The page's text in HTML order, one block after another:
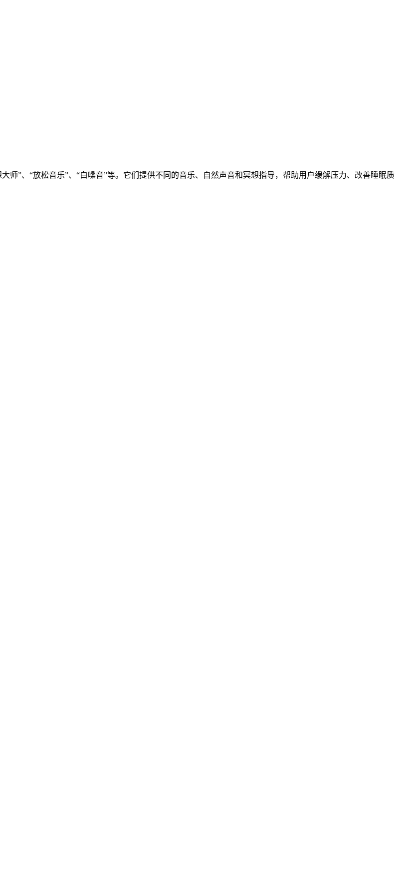
师”、“放松音乐”、“白噪音”等。它们提供不同的音乐、自然声音和冥想指导，帮助用户缓解压力、改善睡眠质